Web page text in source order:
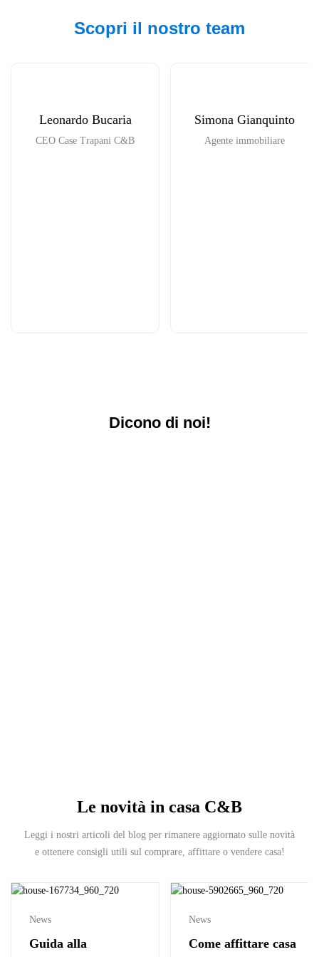
Scopri il nostro team
Leonardo Bucaria
CEO Case Trapani C&B
Simona Gianquinto
Agente immobiliare
Dicono di noi!
Le novità in casa C&B
Leggi i nostri articoli del blog per rimanere aggiornato sulle novità
e ottenere consigli utili sul comprare, affittare o vendere casa!
News
Guida alla
News
Come affittare casa